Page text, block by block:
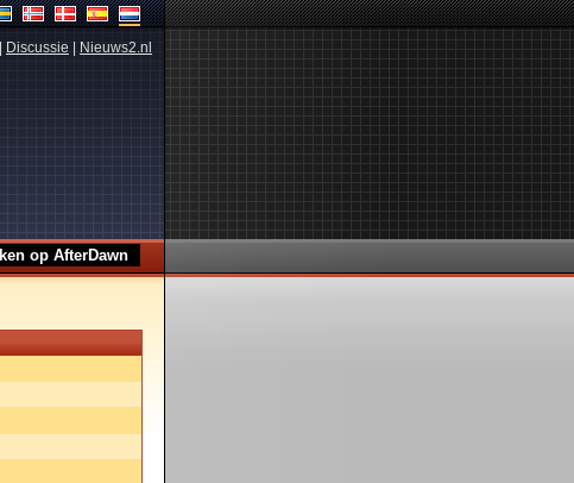
Discussie Nieuws2.nl